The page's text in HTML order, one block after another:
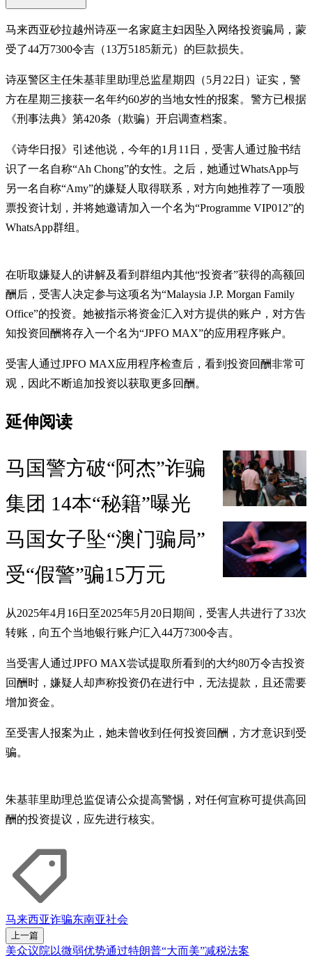
马来西亚砂拉越州诗巫一名家庭主妇因坠入网络投资骗局，蒙
受了44万7300令吉（13万5185新元）的巨款损失。
诗巫警区主任朱基菲里助理总监星期四（5月22日）证实，警
方在星期三接获一名年约60岁的当地女性的报案。警方已根据
《刑事法典》第420条（欺骗）开启调查档案。
《诗华日报》引述他说，今年的1月11日，受害人通过脸书结
识了一名自称“Ah Chong”的女性。之后，她通过WhatsApp与
另一名自称“Amy”的嫌疑人取得联系，对方向她推荐了一项股
票投资计划，并将她邀请加入一个名为“Programme VIP012”的
WhatsApp群组。
在听取嫌疑人的讲解及看到群组内其他“投资者”获得的高额回
酬后，受害人决定参与这项名为“Malaysia J.P. Morgan Family
Office”的投资。她被指示将资金汇入对方提供的账户，对方告
知投资回酬将存入一个名为“JPFO MAX”的应用程序账户。
受害人通过JPFO MAX应用程序检查后，看到投资回酬非常可
观，因此不断追加投资以获取更多回酬。
延伸阅读
马国警方破“阿杰”诈骗
集团 14本“秘籍”曝光
马国女子坠“澳门骗局”
受“假警”骗15万元
从2025年4月16日至2025年5月20日期间，受害人共进行了33次
转账，向五个当地银行账户汇入44万7300令吉。
当受害人通过JPFO MAX尝试提取所看到的大约80万令吉投资
回酬时，嫌疑人却声称投资仍在进行中，无法提款，且还需要
增加资金。
至受害人报案为止，她未曾收到任何投资回酬，方才意识到受
骗。
朱基菲里助理总监促请公众提高警惕，对任何宣称可提供高回
酬的投资提议，应先进行核实。
马来西亚诈骗东南亚社会
上一篇
美众议院以微弱优势通过特朗普“大而美”减税法案